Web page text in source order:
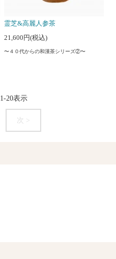
霊芝&高麗人参茶
21,600円(税込)
〜４０代からの和漢茶シリーズ②〜
1-20表示
次 >